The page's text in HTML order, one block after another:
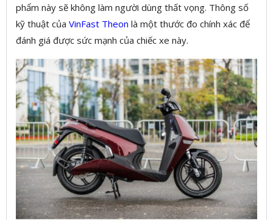
phẩm này sẽ không làm người dùng thất vọng. Thông số
kỹ thuật của VinFast Theon là một thước đo chính xác để
đánh giá được sức mạnh của chiếc xe này.